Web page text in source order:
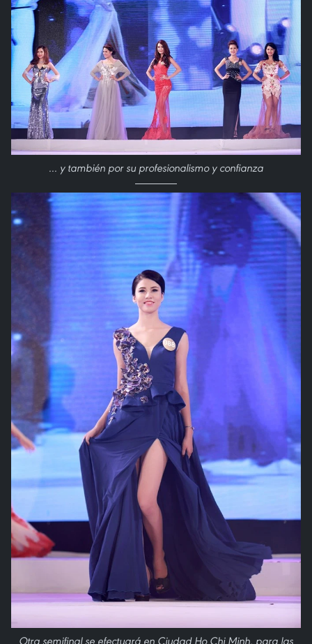
... y también por su profesionalismo y confianza
Otra semifinal se efectuará en Ciudad Ho Chi Minh, para las